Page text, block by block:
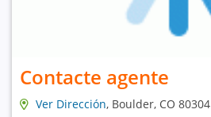
Contacte agente
Ver Dirección, Boulder, CO 80304